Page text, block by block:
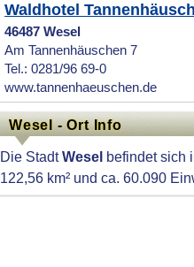
Waldhotel
46487 Wesel
Am Tannenhäuschen 7
Tel.: 0281/96 69-0
www.tannenhaeuschen.de
Wesel - Ort Info
Die StadtWesel befindet sich
122,56 km² und ca. 60.090